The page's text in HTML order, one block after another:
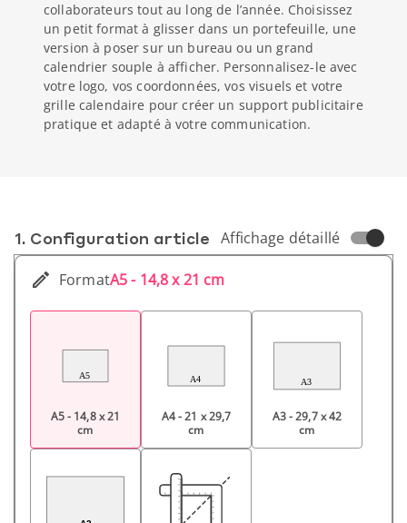
collaborateurs tout au long de l’année. Choisissez
un petit format à glisser dans un portefeuille, une
version à poser sur un bureau ou un grand
calendrier souple à afficher. Personnalisez-le avec
votre logo, vos coordonnées, vos visuels et votre
grille calendaire pour créer un support publicitaire
pratique et adapté à votre communication.
1. Conf­iguration article Affichage détaillé
FormatA5 - 14,8 x 21 cm
A5 - 14,8 x 21
cm
A4 - 21 x 29,7
cm
A3 - 29,7 x 42
cm